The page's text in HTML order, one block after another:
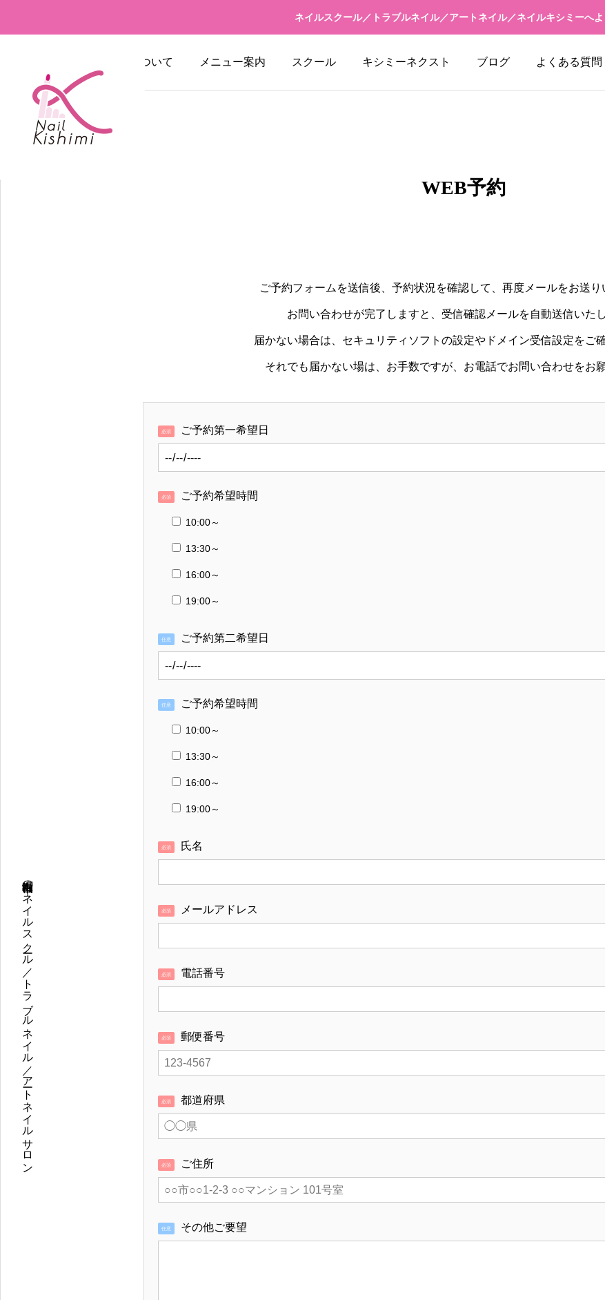
ネイルスクール／トラブルネイル／アートネイル／ネイルキシミーへ
当店について メニュー案内 スクール キシミーネクスト ブログ よくある質問
福山市御幸町のネイルスクール／トラブルネイル／アートネイルサロン
WEB予約
ご予約フォームを送信後、予約状況を確認して、再度メールをお送り
お問い合わせが完了しますと、受信確認メールを自動送信いたし
届かない場合は、セキュリティソフトの設定やドメイン受信設定をご
それでも届かない場は、お手数ですが、お電話でお問い合わせをお
必須 ご予約第一希望日
必須 ご予約希望時間
10:00～
13:30～
16:00～
19:00～
任意 ご予約第二希望日
任意 ご予約希望時間
10:00～
13:30～
16:00～
19:00～
必須 氏名
必須 メールアドレス
必須 電話番号
必須 郵便番号
必須 都道府県
必須 ご住所
任意 その他ご要望